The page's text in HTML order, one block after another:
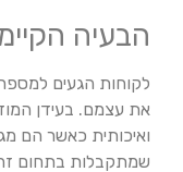
הבעיה
לקוחות הגעים
את עצמם. בעידן
ואיכותית כאשר הם
שמתקבלות בתחום